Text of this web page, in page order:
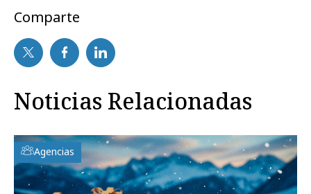
Comparte
Noticias Relacionadas
Agencias